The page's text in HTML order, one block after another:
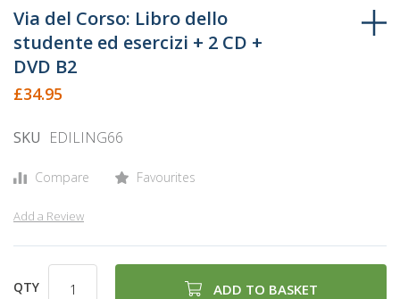
to
the
beginning
of
the
gallery
Via del Corso: Libro dello
studente ed esercizi + 2 CD +
DVD B2
£34.95
SKU EDILING66
Compare Favourites
Add a Review
QTY ADD TO BASKET